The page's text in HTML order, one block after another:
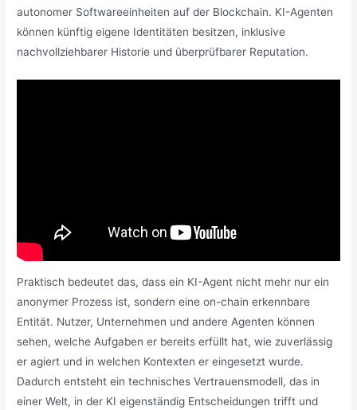
autonomer Softwareeinheiten auf der Blockchain. KI-Agenten
können künftig eigene Identitäten besitzen, inklusive
nachvollziehbarer Historie und überprüfbarer Reputation.
Praktisch bedeutet das, dass ein KI-Agent nicht mehr nur ein
anonymer Prozess ist, sondern eine on-chain erkennbare
Entität. Nutzer, Unternehmen und andere Agenten können
sehen, welche Aufgaben er bereits erfüllt hat, wie zuverlässig
er agiert und in welchen Kontexten er eingesetzt wurde.
Dadurch entsteht ein technisches Vertrauensmodell, das in
einer Welt, in der KI eigenständig Entscheidungen trifft und